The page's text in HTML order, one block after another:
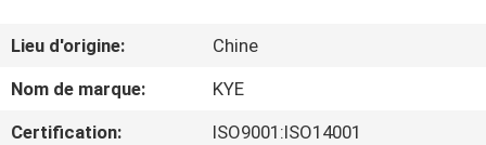
AU
SUJET
DE
Lieu d'origine:
Chine
Nom de marque:
KYE
Certification:
ISO9001:ISO14001